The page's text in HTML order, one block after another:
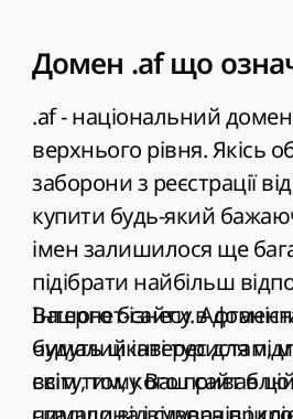
Домен .af що
.af - національний
верхнього рівня. Якісь
заборони з реєстрації
купити будь-який
імен залишилося ще
підібрати найбільш
Вашого бізнесу.
чималий інтерес для
світу, тому Ваш сайт в
Інтернет-сайти в
будуть цікаві туристам,
всім тим, кого